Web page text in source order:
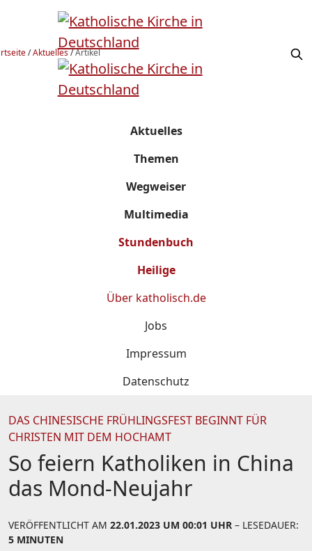
/Aktuelles/Artikel
Aktuelles
Themen
Wegweiser
Multimedia
Stundenbuch
Heilige
Über katholisch.de
Jobs
Impressum
Datenschutz
DAS CHINESISCHE FRÜHLINGSFEST BEGINNT FÜR
CHRISTEN MIT DEM HOCHAMT
So feiern Katholiken in China
das Mond-Neujahr
VERÖFFENTLICHT AM 22.01.2023 UM 00:01 UHR – LESEDAUER:
5 MINUTEN